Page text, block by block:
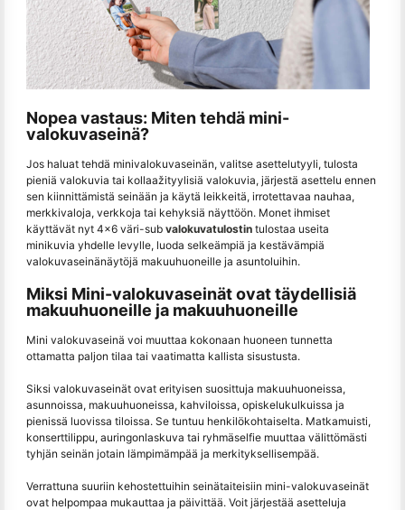
Nopea vastaus: Miten tehdä mini-
valokuvaseinä?
Jos haluat tehdä minivalokuvaseinän, valitse asettelutyyli, tulosta
pieniä valokuvia tai kollaažityylisiä valokuvia, järjestä asettelu ennen
sen kiinnittämistä seinään ja käytä leikkeitä, irrotettavaa nauhaa,
merkkivaloja, verkkoja tai kehyksiä näyttöön. Monet ihmiset
käyttävät nyt 4×6 väri-sub valokuvatulostin tulostaa useita
minikuvia yhdelle levylle, luoda selkeämpiä ja kestävämpiä
valokuvaseinänäytöjä makuuhuoneille ja asuntoluihin.
Miksi Mini-valokuvaseinät ovat täydellisiä
makuuhuoneille ja makuuhuoneille
Mini valokuvaseinä voi muuttaa kokonaan huoneen tunnetta
ottamatta paljon tilaa tai vaatimatta kallista sisustusta.
Siksi valokuvaseinät ovat erityisen suosittuja makuuhuoneissa,
asunnoissa, makuuhuoneissa, kahviloissa, opiskelukulkuissa ja
pienissä luovissa tiloissa. Se tuntuu henkilökohtaiselta. Matkamuisti,
konserttilippu, auringonlaskuva tai ryhmäselfie muuttaa välittömästi
tyhjän seinän jotain lämpimämpää ja merkityksellisempää.
Verrattuna suuriin kehostettuihin seinätaiteisiin mini-valokuvaseinät
ovat helpompaa mukauttaa ja päivittää. Voit järjestää asetteluja